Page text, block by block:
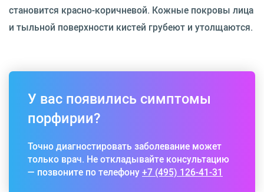
становится красно-коричневой. Кожные покровы лица
и тыльной поверхности кистей грубеют и утолщаются.
У вас появились симптомы
порфирии?
Точно диагностировать заболевание может
только врач. Не откладывайте консультацию
— позвоните по телефону+7 (495) 126-41-31